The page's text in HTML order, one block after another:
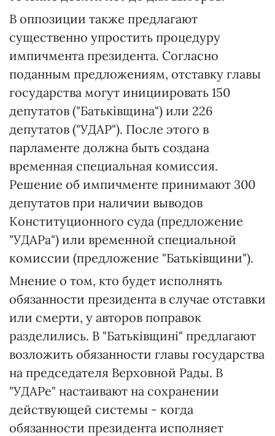
В оппозиции также предлагают
существенно упростить процедуру
импичмента президента. Согласно
поданным предложениям, отставку главы
государства могут инициировать 150
депутатов ("Батьківщина") или 226
депутатов ("УДАР"). После этого в
парламенте должна быть создана
временная специальная комиссия.
Решение об импичменте принимают 300
депутатов при наличии выводов
Конституционного суда (предложение
"УДАРа") или временной специальной
комиссии (предложение "Батьківщини").
Мнение о том, кто будет исполнять
обязанности президента в случае отставки
или смерти, у авторов поправок
разделились. В "Батьківщині" предлагают
возложить обязанности главы государства
на председателя Верховной Рады. В
"УДАРе" настаивают на сохранении
действующей системы - когда
обязанности президента исполняет